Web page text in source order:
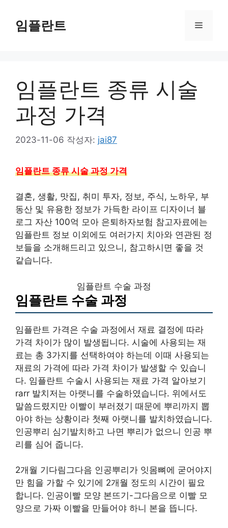
임플란트 메
임플란트 종류 시술
과정 가격
2023-11-06 작성자: jai87
임플란트 종류 시술 과정 가격
결혼, 생활, 맛집, 취미 투자, 정보, 주식, 노하우, 부
동산 및 유용한 정보가 가득한 라이프 디자이너 블
로그 자산 100억 모아 은퇴하자보험 참고자료에는
임플란트 정보 이외에도 여러가지 치아와 연관된 정
보들을 소개해드리고 있으니, 참고하시면 좋을 것
같습니다.
임플란트 수술 과정
임플란트 수술 과정
임플란트 가격은 수술 과정에서 재료 결정에 따라
가격 차이가 많이 발생됩니다. 시술에 사용되는 재
료는 총 3가지를 선택하여야 하는데 이때 사용되는
재료의 가격에 따라 가격 차이가 발생할 수 있습니
다. 임플란트 수술시 사용되는 재료 가격 알아보기
rarr 발치저는 아랫니를 수술하였습니다. 위에서도
말씀드렸지만 이빨이 부러졌기 때문에 뿌리까지 뽑
아야 하는 상황이라 첫째 아랫니를 발치하였습니다.
인공뿌리 심기발치하고 나면 뿌리가 없으니 인공 뿌
리를 심어 줍니다.
2개월 기다림그다음 인공뿌리가 잇몸뼈에 굳어야지
만 힘을 가할 수 있기에 2개월 정도의 시간이 필요
합니다. 인공이빨 모양 본뜨기-그다음으로 이빨 모
양으로 가짜 이빨을 만들어야 하니 본을 뜹니다.